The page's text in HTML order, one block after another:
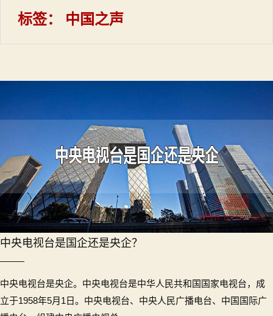
标签： 中国之声
中央电视台是国企还是央企？
中央电视台是央企。中央电视台是中华人民共和国国家电视台，成
立于1958年5月1日。中央电视台、中央人民广播电台、中国国际广